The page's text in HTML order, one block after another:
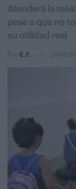
Atenderá la
pese a que no
su utilidad real
Por E.F. 24/08/